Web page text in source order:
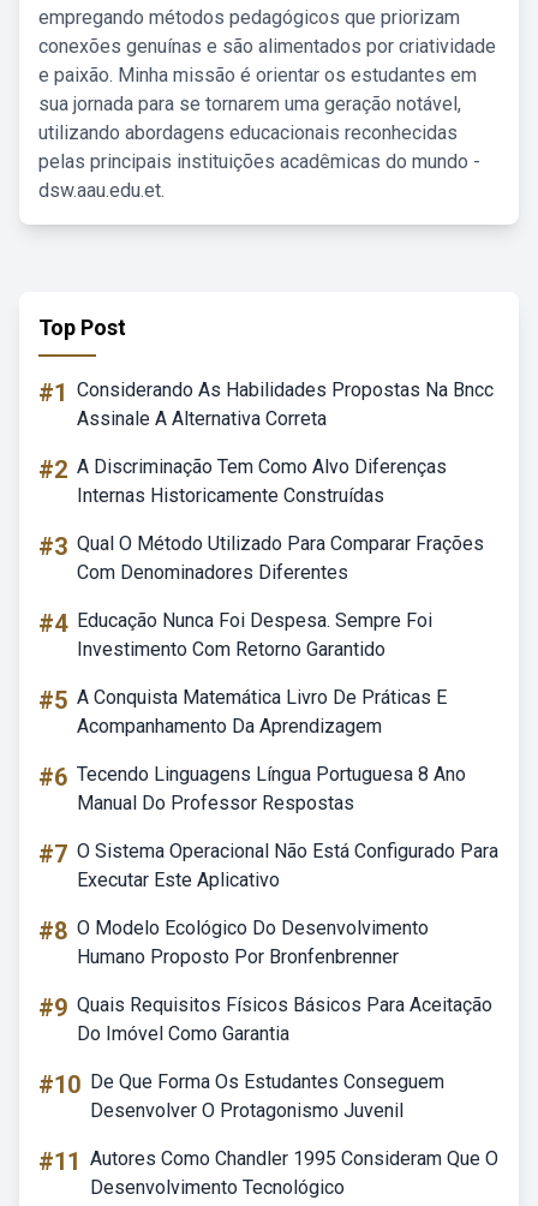
empregando métodos pedagógicos que priorizam
conexões genuínas e são alimentados por criatividade
e paixão. Minha missão é orientar os estudantes em
sua jornada para se tornarem uma geração notável,
utilizando abordagens educacionais reconhecidas
pelas principais instituições acadêmicas do mundo -
dsw.aau.edu.et.
Top Post
#1 Considerando As Habilidades Propostas Na Bncc
Assinale A Alternativa Correta
#2 A Discriminação Tem Como Alvo Diferenças
Internas Historicamente Construídas
#3 Qual O Método Utilizado Para Comparar Frações
Com Denominadores Diferentes
#4 Educação Nunca Foi Despesa. Sempre Foi
Investimento Com Retorno Garantido
#5 A Conquista Matemática Livro De Práticas E
Acompanhamento Da Aprendizagem
#6 Tecendo Linguagens Língua Portuguesa 8 Ano
Manual Do Professor Respostas
#7 O Sistema Operacional Não Está Configurado Para
Executar Este Aplicativo
#8 O Modelo Ecológico Do Desenvolvimento
Humano Proposto Por Bronfenbrenner
#9 Quais Requisitos Físicos Básicos Para Aceitação
Do Imóvel Como Garantia
#10 De Que Forma Os Estudantes Conseguem
Desenvolver O Protagonismo Juvenil
#11 Autores Como Chandler 1995 Consideram Que O
Desenvolvimento Tecnológico